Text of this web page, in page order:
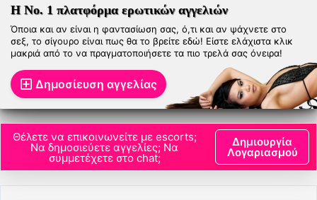
Η Νο. 1 πλατφόρμα ερωτικών αγγελιών
Όποια και αν είναι η φαντασίωση σας, ό,τι και αν ψάχνετε στο
σεξ, το σίγουρο είναι πως θα το βρείτε εδώ! Είστε ελάχιστα κλικ
μακριά από το να πραγματοποιήσετε τα πιο τρελά σας όνειρα!
Δημοσίευση αγγελίας
Θέλετε να επικοινωνείτε με escorts;
Να δημοσιεύετε αγγελίες; Να
συμμετέχετε στο chat;
Δημιουργία
Λογαριασμού